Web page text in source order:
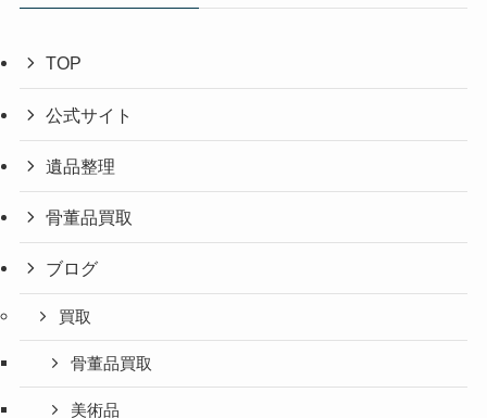
TOP
公式サイト
遺品整理
骨董品買取
ブログ
買取
骨董品買取
美術品